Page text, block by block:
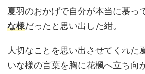
夏羽のおかげで自分が本当に慕っ
な様だったと思い出した紺。
大切なことを思い出させてくれた
いな様の言葉を胸に花楓へ立ち向